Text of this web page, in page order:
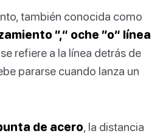
también conocida como
”,“ oche ”o“ línea
refiere a la línea detrás de
pararse cuando lanza un
de acero, la distancia